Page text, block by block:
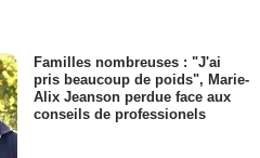
Familles nombreuses : "J'ai
pris beaucoup de poids", Marie-
Alix Jeanson perdue face aux
conseils de professionels